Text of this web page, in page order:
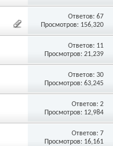
Ответов:67
Просмотров: 156,320
Ответов: 11
Просмотров: 21,239
Ответов:30
Просмотров: 63,245
Ответов:2
Просмотров: 12,984
Ответов:7
Просмотров: 16,161